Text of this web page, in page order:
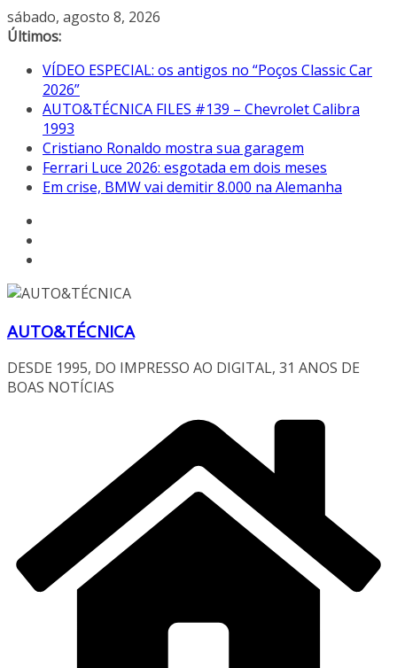
Pular
para
conteúdo
sábado, agosto 8, 2026
Últimos:
VÍDEO ESPECIAL: os antigos no “Poços Classic Car
2026”
AUTO&TÉCNICA FILES #139 – Chevrolet Calibra
1993
Cristiano Ronaldo mostra sua garagem
Ferrari Luce 2026: esgotada em dois meses
Em crise, BMW vai demitir 8.000 na Alemanha
AUTO&TÉCNICA
DESDE 1995, DO IMPRESSO AO DIGITAL, 31 ANOS DE
BOAS NOTÍCIAS